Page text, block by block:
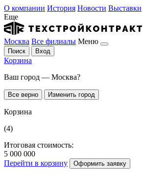
О компании История Новости Выставки
Еще
Москва Все филиалы Меню
Поиск Вход
Корзина
Ваш город — Москва?
Все верно Изменить город
Корзина
(4)
Итоговая стоимость:
5 000 000
Перейти в корзину
Оформить заявку